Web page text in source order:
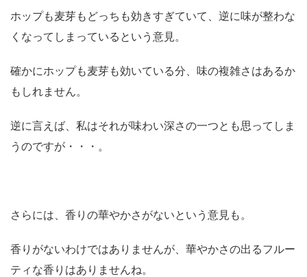
ホップも麦芽もどっちも効きすぎていて、逆に味が整わな
くなってしまっているという意見。
確かにホップも麦芽も効いている分、味の複雑さはあるか
もしれません。
逆に言えば、私はそれが味わい深さの一つとも思ってしま
うのですが・・・。
さらには、香りの華やかさがないという意見も。
香りがないわけではありませんが、華やかさの出るフルー
ティな香りはありませんね。